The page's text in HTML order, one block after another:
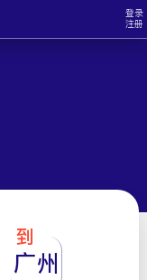
登录
注册
到
广州